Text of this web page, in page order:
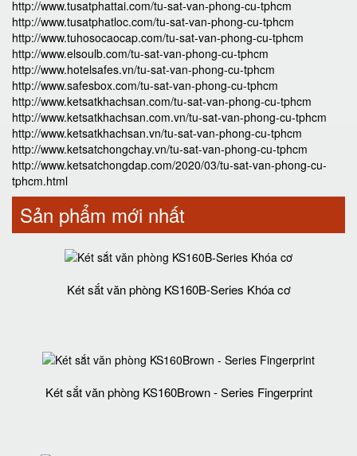
http://www.tusatphattai.com/tu-sat-van-phong-cu-tphcm
http://www.tusatphatloc.com/tu-sat-van-phong-cu-tphcm
http://www.tuhosocaocap.com/tu-sat-van-phong-cu-tphcm
http://www.elsoulb.com/tu-sat-van-phong-cu-tphcm
http://www.hotelsafes.vn/tu-sat-van-phong-cu-tphcm
http://www.safesbox.com/tu-sat-van-phong-cu-tphcm
http://www.ketsatkhachsan.com/tu-sat-van-phong-cu-tphcm
http://www.ketsatkhachsan.com.vn/tu-sat-van-phong-cu-tphcm
http://www.ketsatkhachsan.vn/tu-sat-van-phong-cu-tphcm
http://www.ketsatchongchay.vn/tu-sat-van-phong-cu-tphcm
http://www.ketsatchongdap.com/2020/03/tu-sat-van-phong-cu-
tphcm.html
Sản phẩm mới nhất
Két sắt văn phòng KS160B-Series Khóa cơ
Két sắt văn phòng KS160Brown - Series Fingerprint